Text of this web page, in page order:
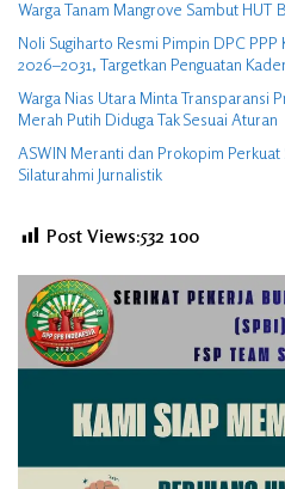
Warga Tanam Mangrove Sambut HUT
Noli Sugiharto Resmi Pimpin DPC
2026–2031, Targetkan Penguatan
Warga Nias Utara Minta Transparansi
Merah Putih Diduga Tak Sesuai Aturan
ASWIN Meranti dan Prokopim
Silaturahmi Jurnalistik
Post Views:532 100